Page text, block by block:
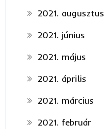
2021. augusztus
2021. június
2021. május
2021. április
2021. március
2021. február